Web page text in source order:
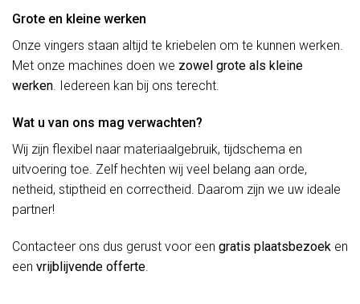
Grote en kleine werken
Onze vingers staan altijd te kriebelen om te kunnen werken.
Met onze machines doen we zowel grote als kleine
werken. Iedereen kan bij ons terecht.
Wat u van ons mag verwachten?
Wij zijn flexibel naar materiaalgebruik, tijdschema en
uitvoering toe. Zelf hechten wij veel belang aan orde,
netheid, stiptheid en correctheid. Daarom zijn we uw ideale
partner!
Contacteer ons dus gerust voor een gratis plaatsbezoek en
een vrijblijvende offerte.